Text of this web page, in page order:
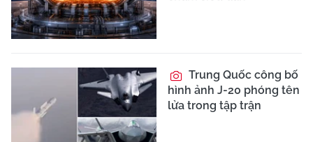
Trung Quốc công bố
hình ảnh J-20 phóng tên
lửa trong tập trận